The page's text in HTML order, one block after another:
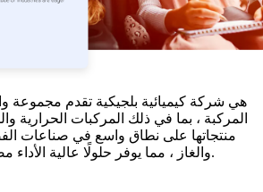
المركبة ، بما في ذلك المركبات الحرارية
منتجاتها على نطاق واسع في صناعات
والغاز ، مما يوفر حلولًا عالية الأداء مصممة لتطبيقات محددة.